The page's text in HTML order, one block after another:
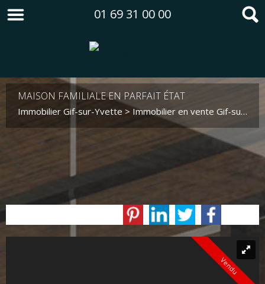
01 69 31 00 00
MAISON FAMILIALE EN PARFAIT ÉTAT
Immobilier Gif-sur-Yvette > Immobilier en vente Gif-sur-Yvette
Vendu